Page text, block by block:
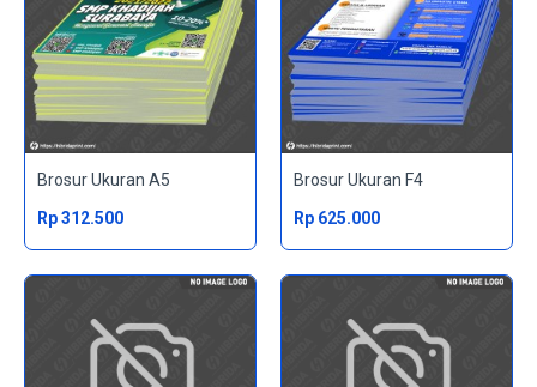
Brosur Ukuran A5
Rp 312.500
Brosur Ukuran F4
Rp 625.000